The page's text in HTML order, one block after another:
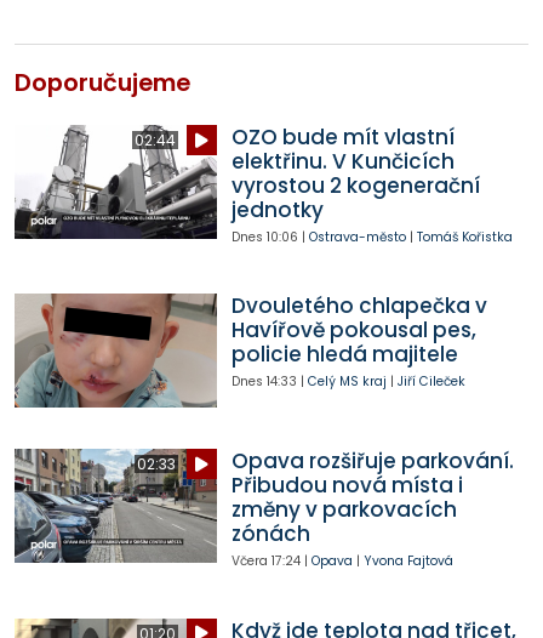
Doporučujeme
02:44
OZO bude mít vlastní
elektřinu. V Kunčicích
vyrostou 2 kogenerační
jednotky
Dnes 10:06 | Ostrava-město| Tomáš Kořistka
Dvouletého chlapečka v
Havířově pokousal pes,
policie hledá majitele
Dnes 14:33 | Celý MS kraj | Jiří Cileček
02:33
Opava rozšiřuje parkování.
Přibudou nová místa i
změny v parkovacích
zónách
Včera 17:24| Opava | Yvona Fajtová
01:20
Když jde teplota nad třicet,